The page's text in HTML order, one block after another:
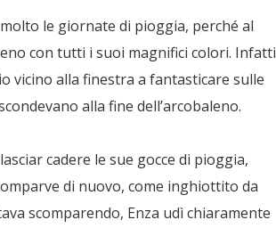
le giornate di pioggia, perché al
con tutti i suoi magnifici colori. Infatti
vicino alla finestra a fantasticare sulle
alla fine dell’arcobaleno.
cadere le sue gocce di pioggia,
di nuovo, come inghiottito da
scomparendo, Enza udì chiaramente